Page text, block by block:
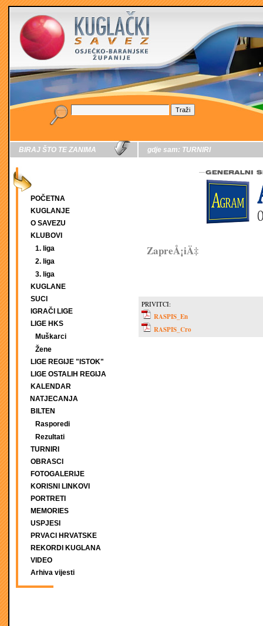
BIRAJ ŠTO TE ZANIMA
POČETNA
KUGLANJE
O SAVEZU
KLUBOVI
1. liga
2. liga
3. liga
KUGLANE
SUCI
IGRAČI LIGE
LIGE HKS
Muškarci
Žene
LIGE REGIJE "ISTOK"
LIGE OSTALIH REGIJA
KALENDAR
NATJECANJA
BILTEN
Rasporedi
Rezultati
TURNIRI
OBRASCI
FOTOGALERIJE
KORISNI LINKOVI
PORTRETI
MEMORIES
USPJESI
PRVACI HRVATSKE
REKORDI KUGLANA
VIDEO
Arhiva vijesti
gdje sam: TURNIRI
ZapreÅ¡iÄ‡
PRIVITCI:
RASPIS_En
RASPIS_Cro